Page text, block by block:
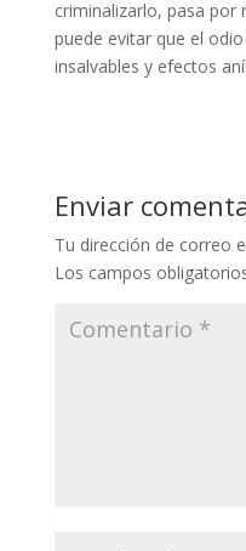
criminalizarlo, pasa por
puede evitar que el
insalvables y efectos
Enviar
Tu dirección de correo
Los campos